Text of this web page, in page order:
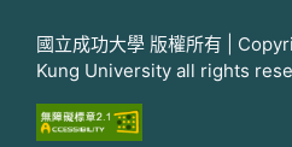
國立成功大學 版權所有 |
Kung University all rights